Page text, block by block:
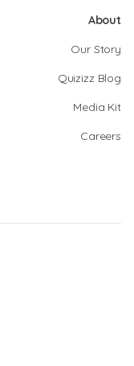
About
Our Story
Quizizz Blog
Media Kit
Careers